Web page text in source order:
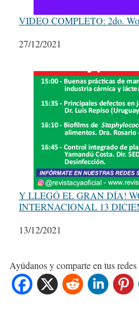
VIDEO COMPLETO: 2do.
Fecha
27/12/2021
Y LLEGÓ EL GRAN DÍA!
INTERNACIONAL 13
Fecha
13/12/2021
Ayúdanos y comparte en tus redes